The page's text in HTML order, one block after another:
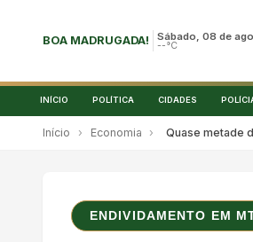
BOA MADRUGADA! Sábado, 08 de
--°C
INÍCIO POLÍTICA CIDADES
Início › Economia › Quase metade
ENDIVIDAMENTO EM